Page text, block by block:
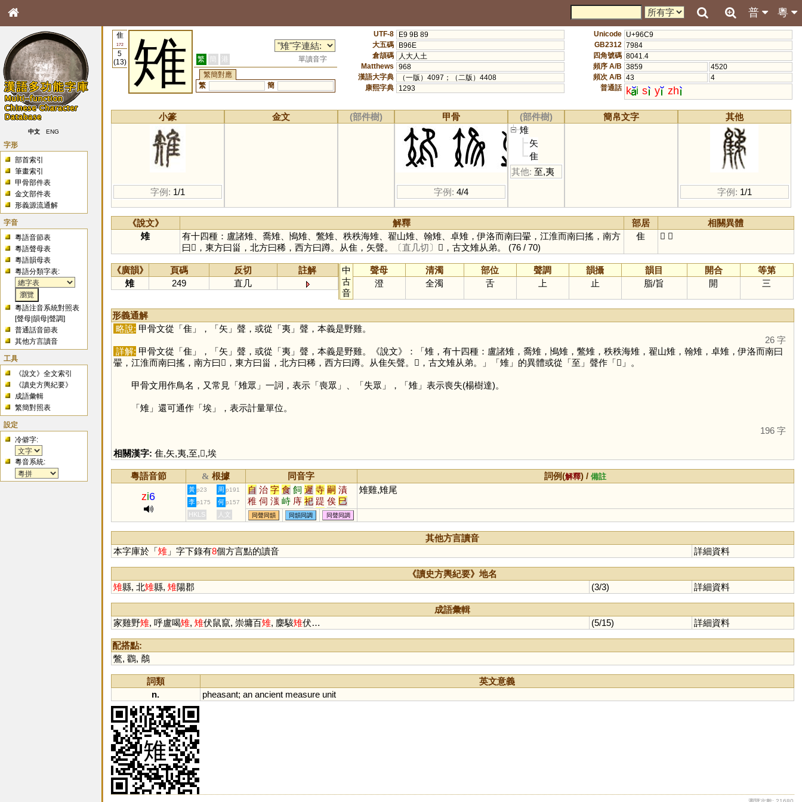
粵
普
中文 ENG
字形
部首索引
筆畫索引
甲骨部件表
金文部件表
形義源流通解
字音
粵語音節表
粵語聲母表
粵語韻母表
粵語分類字表:
粵語注音系統對照表
[聲母 |韻母 |聲調]
普通話音節表
其他方言讀音
工具
《說文》全文索引
《讀史方輿紀要》
成語彙輯
繁簡對照表
設定
冷僻字:
粵音系統:
隹
172
5
(13)
雉 繁 簡 港
單讀音字
繁簡對應
繁
簡
UTF-8
E9 9B 89
大五碼
B96E
倉頡碼
人大人土
Matthews
968
漢語大字典
（一版）4097；（二版）4408
康熙字典
1293
Unicode U+96C9
GB2312 7984
四角號碼 8041.4
頻序 A/B 3859
4520
頻次 A/B 43
4
普通話 k i s y zh
小篆
字例: 1/1
金文 (部件樹) 甲骨
字例: 4/4
(部件樹)
雉
矢
隹
其他: 至,夷
簡帛文字 其他
字例: 1/1
《說文》 解釋 部居
相關異體
雉
有十四種：盧諸雉、喬雉、鳪雉、鷩雉、秩秩海雉、翟山雉、翰雉、卓雉，伊洛而南曰翬，江淮而南曰搖，南方
曰𢏚，東方曰甾，北方曰稀，西方曰蹲。从隹，矢聲。
〔直几切〕 𨿘，古文雉从弟。 (76 / 70)
隹 𨿘 𨿝
《廣韻》 頁碼 反切
註解
雉
249 直几
中
古
音
聲母 清濁 部位 聲調 韻攝 韻目 開合
等第
澄
全濁 舌 上 止 脂/旨 開 三
形義通解
略說: 甲骨文從「隹」，「矢 」聲，或從「夷」聲，本義是野雞。
26 字
詳解: 甲骨文從「隹」，「矢 」聲，或從「夷」聲，本義是野雞。《說文》：「雉，有十四種：盧諸雉，喬雉，鳪雉，鷩雉，秩秩海雉，翟山雉，翰雉，卓雉，伊洛而南曰
翬，江淮而南曰搖，南方曰𢏚，東方曰甾，北方曰稀，西方曰蹲。从隹矢聲。𨿘，古文雉从弟。」「雉」的異體或從「至 」聲作「𨾽 」。
甲骨文用作鳥名，又常見「雉眾」一詞，表示「喪眾」、「失眾」，「雉」表示喪失(楊樹達)。
「雉」還可通作「埃」，表示計量單位。
196 字
相關漢字: 隹,矢,夷,至,𨾽,埃
粵語音節 & 根據 同音字 詞例(解釋) /備註
zi6
黃 p23 周 p191 自 治 字 食 飼 遲 寺 嗣 漬
稚 伺 滍 峙 庤 祀 踶 俟 巳
剚 笥 泜 胔 痔 豸 彘 兕 涘
眥 耜 𠱾 髊 畤 偫 牸 傂 芓 阤
覗 廌 絼 歭 跱 骴 倳 乿 徥
摨 謘 蚔 鶨 鴙
雉雞,雉尾
李 p175 何 p157
HKLS 人文 同聲同韻 同韻同調 同聲同調
其他方言讀音
本字庫於「雉」字下錄有8個方言點的讀音 詳細資料
《讀史方輿紀要》地名
雉縣, 北雉縣, 雉陽郡 (3/3) 詳細資料
成語彙輯
家雞野雉, 呼盧喝雉, 雉伏鼠竄, 崇墉百雉, 麇駭雉伏… (5/15) 詳細資料
配搭點:
鷩, 鸐, 鷮
詞類
英文意義
n.
pheasant; an ancient measure unit